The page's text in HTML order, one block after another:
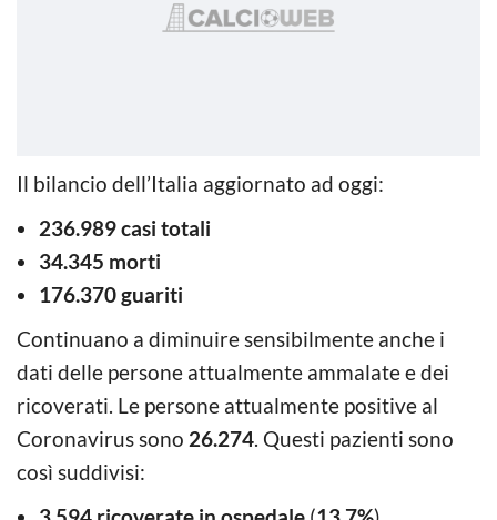
Il bilancio dell’Italia aggiornato ad oggi:
236.989 casi totali
34.345 morti
176.370 guariti
Continuano a diminuire sensibilmente anche i
dati delle persone attualmente ammalate e dei
ricoverati. Le persone attualmente positive al
Coronavirus sono 26.274. Questi pazienti sono
così suddivisi: